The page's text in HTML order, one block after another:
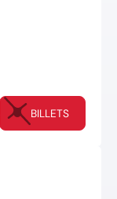
BILLETS